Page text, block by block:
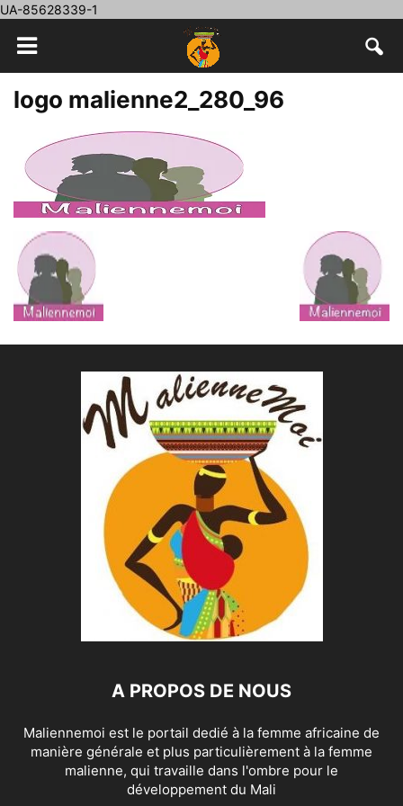
UA-85628339-1
logo malienne2_280_96
A PROPOS DE NOUS
Maliennemoi est le portail dedié à la femme africaine de
manière générale et plus particulièrement à la femme
malienne, qui travaille dans l'ombre pour le
développement du Mali